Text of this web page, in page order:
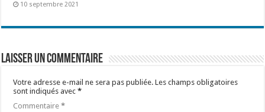
10 septembre 2021
Laisser un commentaire
Votre adresse e-mail ne sera pas publiée. Les champs obligatoires
sont indiqués avec*
Commentaire*